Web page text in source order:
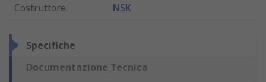
Costruttore: NSK
Specifiche
Documentazione Tecnica